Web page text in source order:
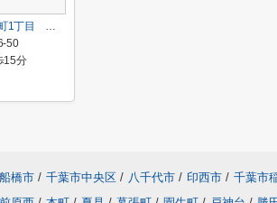
アトムセレクト船橋市旭町1丁目 中古戸建て
50
15分
船橋市 / 千葉市中央区 / 八千代市 / 印西市 / 千葉市